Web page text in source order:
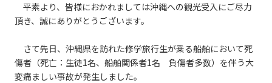
平素より、皆様におかれましては沖縄への観光受入にご尽力
頂き、誠にありがとうございます。
さて先日、沖縄県を訪れた修学旅行生が乗る船舶において死
傷者（死亡：生徒1名、船舶関係者1名 負傷者多数）を伴う大
変痛ましい事故が発生しました。